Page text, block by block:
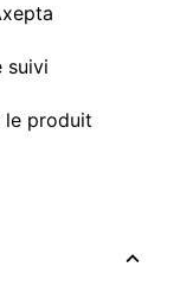
suivi
le produit